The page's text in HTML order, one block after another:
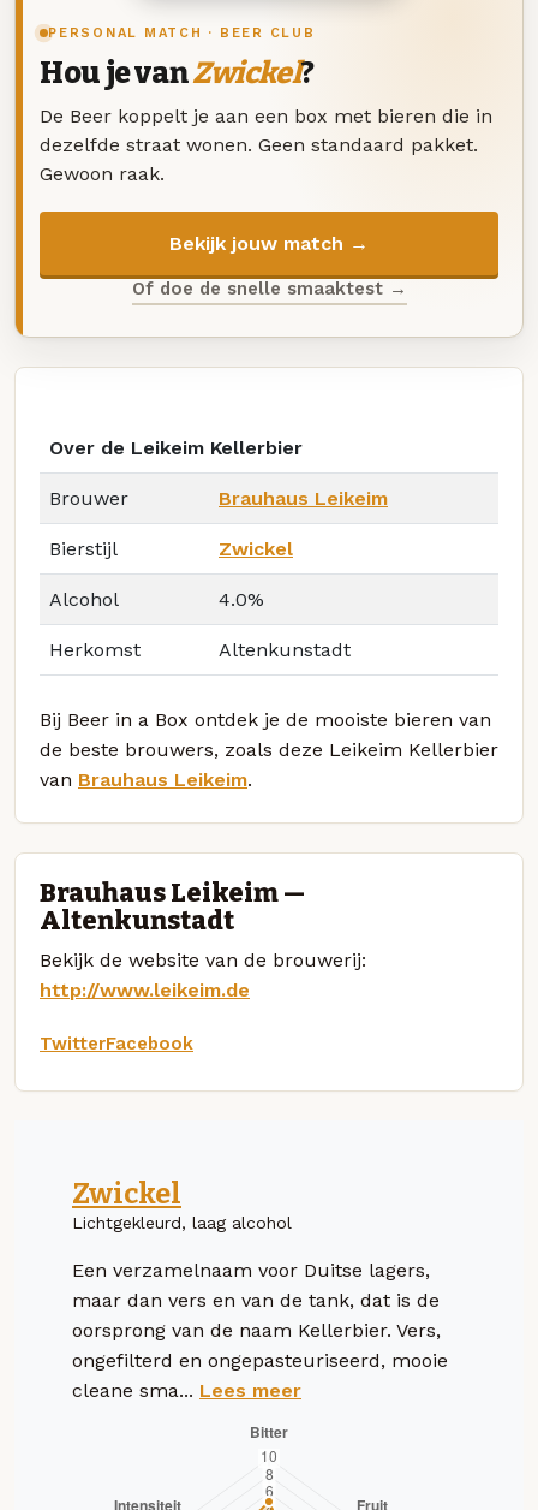
PERSONAL MATCH · BEER CLUB
Hou je vanZwickel?
De Beer koppelt je aan een box met bieren die in
dezelfde straat wonen. Geen standaard pakket.
Gewoon raak.
Bekijk jouw match →
Of doe de snelle smaaktest →
Over de Leikeim Kellerbier
Brouwer Brauhaus Leikeim
Bierstijl Zwickel
Alcohol 4.0%
Herkomst Altenkunstadt
Bij Beer in a Box ontdek je de mooiste bieren van
de beste brouwers, zoals deze Leikeim Kellerbier
van Brauhaus Leikeim.
Brauhaus Leikeim —
Altenkunstadt
Bekijk de website van de brouwerij:
http://www.leikeim.de
TwitterFacebook
Zwickel
Lichtgekleurd, laag alcohol
Een verzamelnaam voor Duitse lagers,
maar dan vers en van de tank, dat is de
oorsprong van de naam Kellerbier. Vers,
ongefilterd en ongepasteuriseerd, mooie
cleane sma... Lees meer